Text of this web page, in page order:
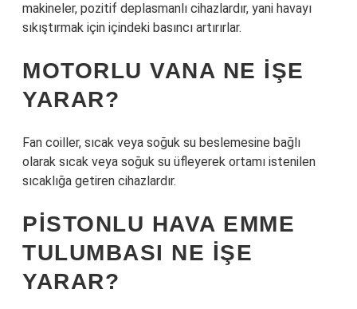
makineler, pozitif deplasmanlı cihazlardır, yani havayı
sıkıştırmak için içindeki basıncı artırırlar.
MOTORLU VANA NE IŞE
YARAR?
Fan coiller, sıcak veya soğuk su beslemesine bağlı
olarak sıcak veya soğuk su üfleyerek ortamı istenilen
sıcaklığa getiren cihazlardır.
PISTONLU HAVA EMME
TULUMBASI NE IŞE
YARAR?